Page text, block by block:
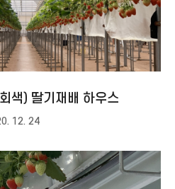
색) 딸기재배 하우스
12. 24